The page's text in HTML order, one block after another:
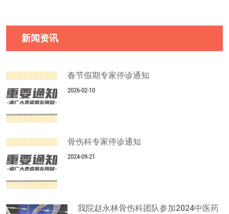
新闻资讯
春节假期专家停诊通知
2026-02-10
骨伤科专家停诊通知
2024-09-21
我院赵永林骨伤科团队参加2024中医药